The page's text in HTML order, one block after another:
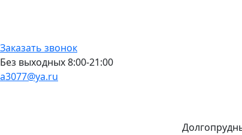
Заказать звонок
Без выходных 8:00-21:00
a3077@ya.ru